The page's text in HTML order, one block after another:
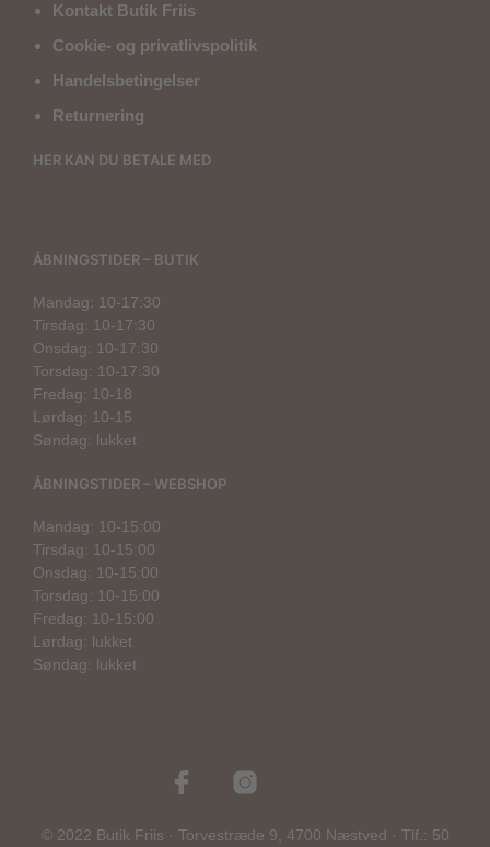
Kontakt Butik Friis
Cookie- og privatlivspolitik
Handelsbetingelser
Returnering
HER KAN DU BETALE MED
ÅBNINGSTIDER – BUTIK
Mandag: 10-17:30
Tirsdag: 10-17:30
Onsdag: 10-17:30
Torsdag: 10-17:30
Fredag: 10-18
Lørdag: 10-15
Søndag: lukket
ÅBNINGSTIDER – WEBSHOP
Mandag: 10-15:00
Tirsdag: 10-15:00
Onsdag: 10-15:00
Torsdag: 10-15:00
Fredag: 10-15:00
Lørdag: lukket
Søndag: lukket
© 2022 Butik Friis · Torvestræde 9, 4700 Næstved · Tlf.: 50